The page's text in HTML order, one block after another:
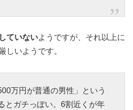
ていないようですが、それ以上に
しいようです。
万円が普通の男性」という
とガチっぽい。6割近くが年